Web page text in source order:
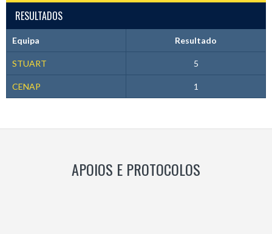
RESULTADOS
Equipa Resultado
STUART 5
CENAP 1
APOIOS E PROTOCOLOS